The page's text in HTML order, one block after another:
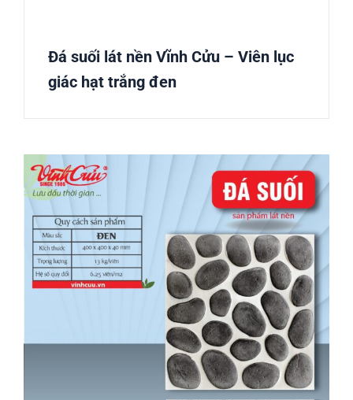
Đá suối lát nền Vĩnh Cửu – Viên lục
giác hạt trắng đen